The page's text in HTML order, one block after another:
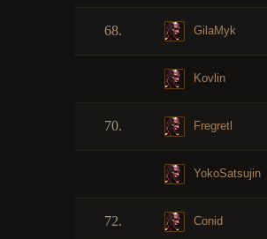
68. GilaMyk
Kovlin
70. Fregretl
YokoSatsujin
72. Conid